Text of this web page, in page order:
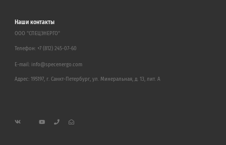
Наши контакты
ООО "СПЕЦЭНЕРГО"
Телефон: +7 (812) 245-07-60
E-mail: info@specenergo.com
Адрес: 195197, г. Санкт-Петербург, ул. Минеральная, д. 13, лит. А